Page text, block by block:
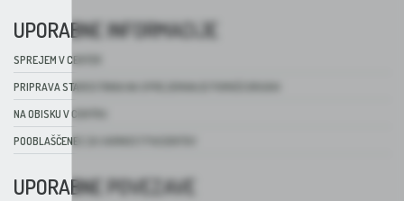
UPORABNE INFORMACIJE
SPREJEM V CENTER
PRIPRAVA STAROSTNIKA NA SPREJEMANJE POMOČI DRUGIH
NA OBISKU V CENTRU
POOBLAŠČENEC ZA VARNOST PACIENTOV
UPORABNE POVEZAVE